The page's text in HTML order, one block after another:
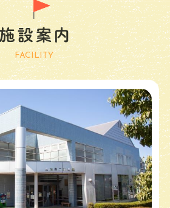
夏のおすすめ本
夏のおすすめ本
８月２２日おはな
し★だいすき！
子ども司書による
おはなし会を開催
します！
夏のおすすめ本
休館日
FACILITY